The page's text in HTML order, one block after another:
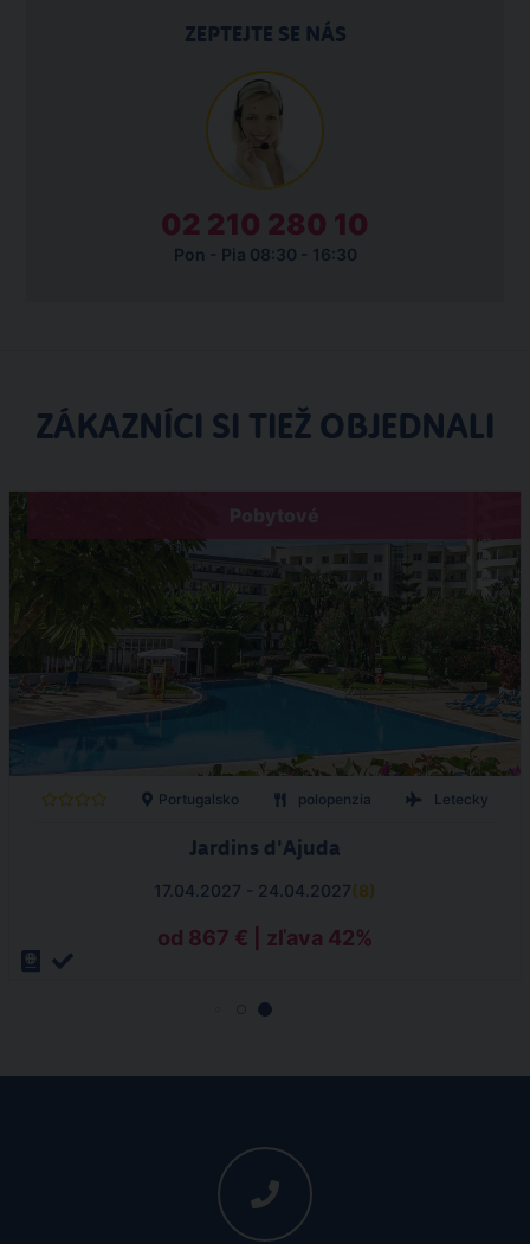
ZEPTEJTE SE NÁS
02 210 280 10
Pon - Pia 08:30 - 16:30
ZÁKAZNÍCI SI TIEŽ OBJEDNALI
Pobytové
Portugalsko polopenzia Letecky
Jardins d'Ajuda
17.04.2027 - 24.04.2027(8)
od 867 € | zľava 42%